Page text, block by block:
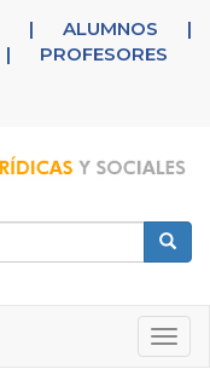
| ALUMNOS
|
| PROFESORES